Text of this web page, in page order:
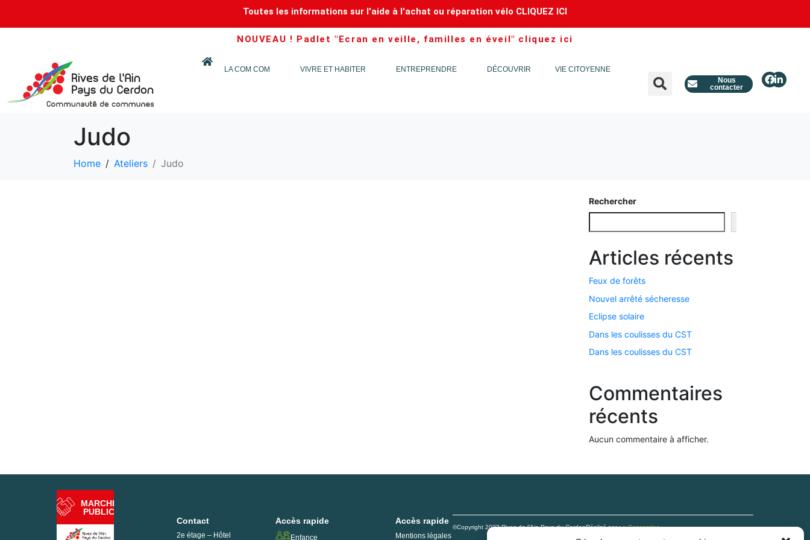
Toutes les informations sur l'aide à l'achat ou réparation vélo CLIQUEZ ICI
NOUVEAU ! Padlet "Ecran en veille, familles en éveil" cliquez ici
LA COM COM VIVRE ET HABITER ENTREPRENDRE DÉCOUVRIR
VIE CITOYENNE
Nous
contacter
Judo
Home Ateliers Judo
Rechercher
Articles récents
Feux de forêts
Nouvel arrêté sécheresse
Eclipse solaire
Dans les coulisses du CST
Dans les coulisses du CST
Commentaires
récents
Aucun commentaire à afficher.
MARCHÉ
PUBLIC
Contact
2e étage – Hôtel
Accès rapide
Enfance
Accès rapide
Mentions légales
©Copyright 2023 Rives de l’Ain Pays du CerdonRéalisé par :e-Conception